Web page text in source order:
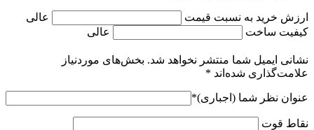
ارزش خرید به نسبت قیمت
عالی
کیفیت ساخت
عالی
نشانی ایمیل شما منتشر نخواهد شد. بخش‌های موردنیاز
علامت‌گذاری شده‌اند *
عنوان نظر شما (اجباری)*
نقاط قوت